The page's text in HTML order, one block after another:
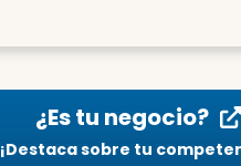
¿Es tu negocio?
¡Destaca sobre tu